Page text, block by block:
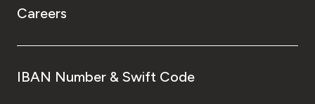
Careers
IBAN Number & Swift Code